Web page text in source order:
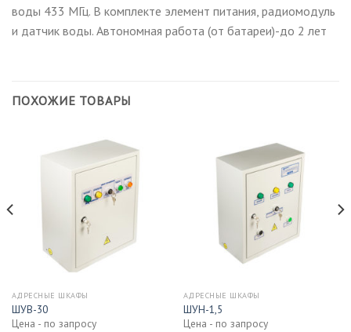
воды 433 МГц. В комплекте элемент питания, радиомодуль
и датчик воды. Автономная работа (от батареи)-до 2 лет
ПОХОЖИЕ ТОВАРЫ
АДРЕСНЫЕ ШКАФЫ
ШУВ-30
Цена - по запросу
АДРЕСНЫЕ ШКАФЫ
ШУН-1,5
Цена - по запросу